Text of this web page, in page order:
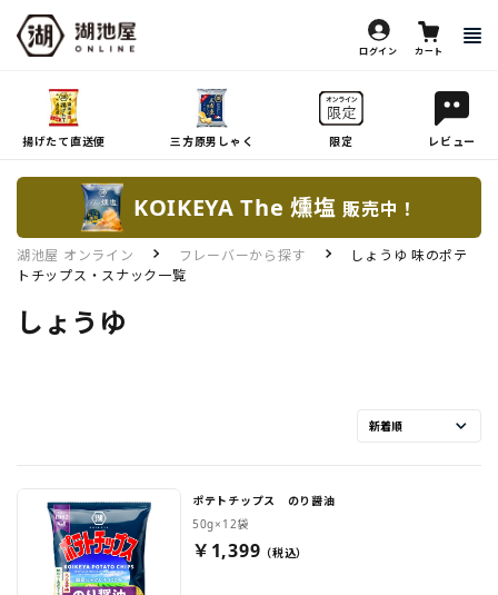
ログイン カート
揚げたて直送便 三方原男しゃく 限定 レビュー
KOIKEYA The 燻塩 販売中！
湖池屋 オンライン フレーバーから探す
しょうゆ 味のポテ
トチップス・スナック一覧
しょうゆ
ポテトチップス のり醤油
50g×12袋
￥1,399